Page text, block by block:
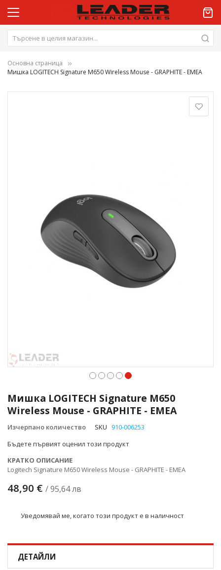
Основна страница
Мишка LOGITECH Signature M650 Wireless Mouse - GRAPHITE - EMEA
Мишка LOGITECH Signature M650
Wireless Mouse - GRAPHITE - EMEA
Изчерпано количество SKU 910-006253
Бъдете първият оценил този продукт
КРАТКО ОПИСАНИЕ
Logitech Signature M650 Wireless Mouse - GRAPHITE - EMEA
48,90 € / 95,64 лв
Уведомявай ме, когато този продукт е в наличност
към
началото
на
галерия
снимки
ДЕТАЙЛИ